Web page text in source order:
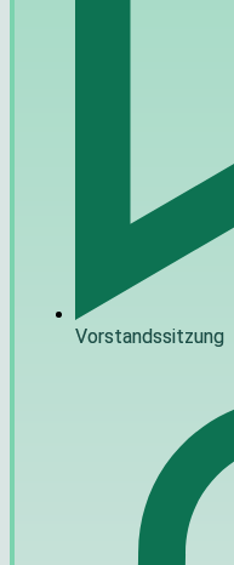
Vorstandssitzung